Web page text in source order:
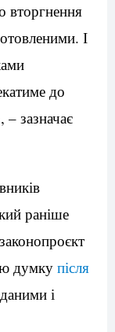
вторгнення
І
до
зазначає
раніше
думку після
і